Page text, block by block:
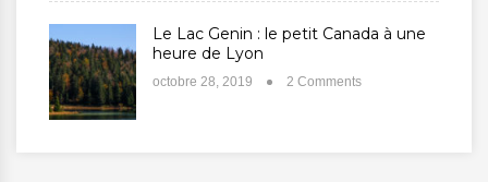
Le Lac Genin : le petit Canada à une
heure de Lyon
octobre 28, 2019 2 Comments